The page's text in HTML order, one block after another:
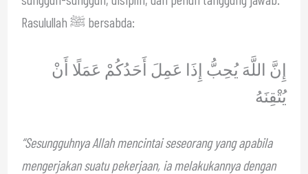
Rasulullah ﷺ bersabda:
إِنَّ اللَّهَ يُحِبُّ إِذَا عَمِلَ أَحَدُكُمْ عَمَلًا أَنْ
يُتْقِنَهُ
“Sesungguhnya Allah mencintai seseorang yang apabila
mengerjakan suatu pekerjaan, ia melakukannya dengan